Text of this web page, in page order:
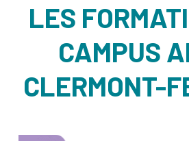
LES
CAMPUS
CLERMONT-